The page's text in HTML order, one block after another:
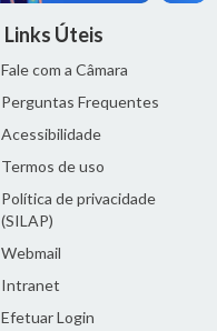
Links Úteis
Fale com a Câmara
Perguntas Frequentes
Acessibilidade
Termos de uso
Política de privacidade
(SILAP)
Webmail
Intranet
Efetuar Login